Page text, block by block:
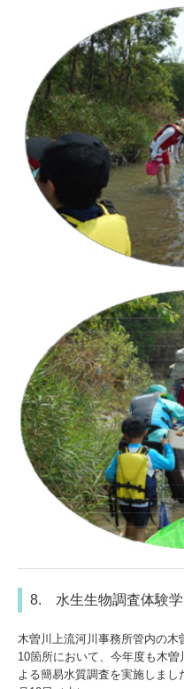
8. 水生生物調査体験学
木曽川上流河川事務所管内の
10箇所において、今年度も木
よる簡易水質調査を実施しま